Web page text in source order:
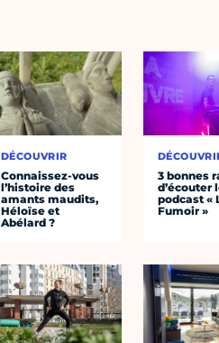
DÉCOUVRIR
Connaissez-vous
l’histoire des
amants maudits,
Héloïse et
Abélard ?
3 bonnes
d’écouter
podcast «
Fumoir »